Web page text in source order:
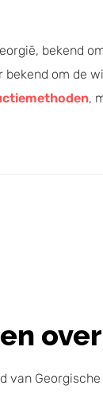
bekend
om de
,
van